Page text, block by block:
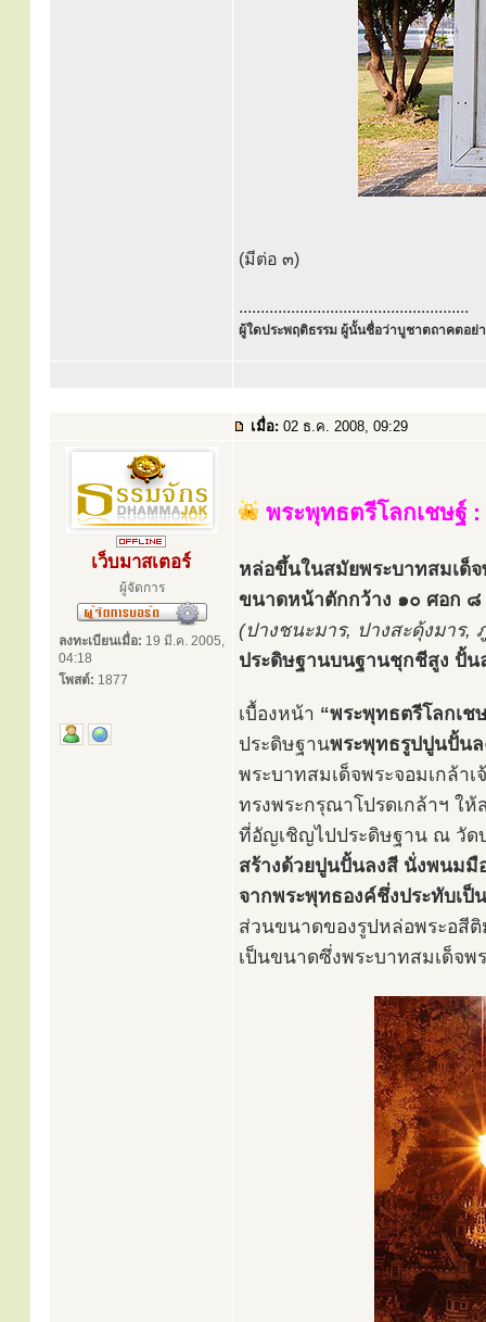
(มีต่อ ๓)
.....................................................
ผู้ใดประพฤติธรรม ผู้นั้นชื่อว่าบูชาตถาคตอย่า
เมื่อ: 02 ธ.ค. 2008, 09:29
เว็บมาสเตอร์
ผู้จัดการ
ลงทะเบียนเมื่อ: 19 มี.ค. 2005,
04:18
โพสต์: 1877
พระพุทธตรีโลกเชษฐ์
หล่อขึ้นในสมัยพระบาทสมเด็จ
ขนาดหน้าตักกว้าง ๑๐ ศอก ๘
(ปางชนะมาร, ปางสะดุ้งมาร,
ประดิษฐานบนฐานชุกชีสูง ปั้น
เบื้องหน้า “พระพุทธตรีโลกเช
ประดิษฐานพระพุทธรูปปูนปั้น
พระบาทสมเด็จพระจอมเกล้า
ทรงพระกรุณาโปรดเกล้าฯ ใ
ที่อัญเชิญไปประดิษฐาน ณ วัด
สร้างด้วยปูนปั้นลงสี นั่งพนมมื
จากพระพุทธองค์ชึ่งประทับเป็
ส่วนขนาดของรูปหล่อพระอสี
เป็นขนาดซึ่งพระบาทสมเด็จ